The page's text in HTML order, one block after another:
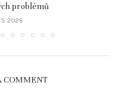
problémů
5. 2026
COMMENT